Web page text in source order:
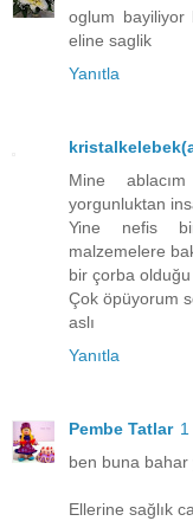
oglum bayiliyor
eline saglik
Yanıtla
Mine
yorgunluktan
Yine nefis
malzemelere
bir çorba olduğu
Çok öpüyorum
aslı
Yanıtla
Pembe Tatlar
ben buna
Ellerine sağlık